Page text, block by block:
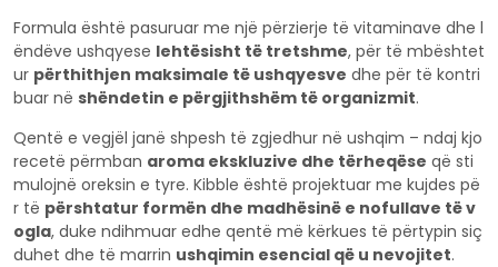
Formula është pasuruar me një përzierje të vitaminave dhe l
ëndëve ushqyese lehtësisht të tretshme, për të mbështet
ur përthithjen maksimale të ushqyesve dhe për të kontri
buar në shëndetin e përgjithshëm të organizmit.
Qentë e vegjël janë shpesh të zgjedhur në ushqim – ndaj kjo
recetë përmban aroma ekskluzive dhe tërheqëse që sti
mulojnë oreksin e tyre. Kibble është projektuar me kujdes pë
r të përshtatur formën dhe madhësinë e nofullave të v
ogla, duke ndihmuar edhe qentë më kërkues të përtypin siç
duhet dhe të marrin ushqimin esencial që u nevojitet.